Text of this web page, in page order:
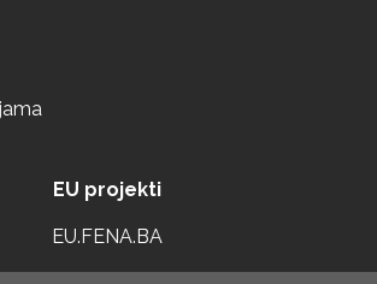
EU projekti
EU.FENA.BA